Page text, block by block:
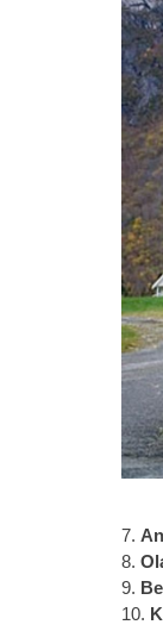
7.
8.
9.
10.